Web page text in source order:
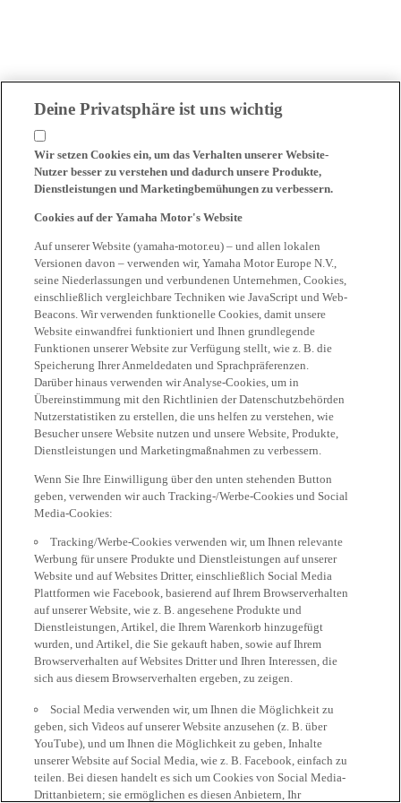
Deine Privatsphäre ist uns wichtig
Wir setzen Cookies ein, um das Verhalten unserer Website-
Nutzer besser zu verstehen und dadurch unsere Produkte,
Dienstleistungen und Marketingbemühungen zu verbessern.
Cookies auf der Yamaha Motor's Website
Auf unserer Website (yamaha-motor.eu) – und allen lokalen
Versionen davon – verwenden wir, Yamaha Motor Europe N.V.,
seine Niederlassungen und verbundenen Unternehmen, Cookies,
einschließlich vergleichbare Techniken wie JavaScript und Web-
Beacons. Wir verwenden funktionelle Cookies, damit unsere
Website einwandfrei funktioniert und Ihnen grundlegende
Funktionen unserer Website zur Verfügung stellt, wie z. B. die
Speicherung Ihrer Anmeldedaten und Sprachpräferenzen.
Darüber hinaus verwenden wir Analyse-Cookies, um in
Übereinstimmung mit den Richtlinien der Datenschutzbehörden
Nutzerstatistiken zu erstellen, die uns helfen zu verstehen, wie
Besucher unsere Website nutzen und unsere Website, Produkte,
Dienstleistungen und Marketingmaßnahmen zu verbessern.
Wenn Sie Ihre Einwilligung über den unten stehenden Button
geben, verwenden wir auch Tracking-/Werbe-Cookies und Social
Media-Cookies:
Tracking/Werbe-Cookies verwenden wir, um Ihnen relevante
Werbung für unsere Produkte und Dienstleistungen auf unserer
Website und auf Websites Dritter, einschließlich Social Media
Plattformen wie Facebook, basierend auf Ihrem Browserverhalten
auf unserer Website, wie z. B. angesehene Produkte und
Dienstleistungen, Artikel, die Ihrem Warenkorb hinzugefügt
wurden, und Artikel, die Sie gekauft haben, sowie auf Ihrem
Browserverhalten auf Websites Dritter und Ihren Interessen, die
sich aus diesem Browserverhalten ergeben, zu zeigen.
Social Media verwenden wir, um Ihnen die Möglichkeit zu
geben, sich Videos auf unserer Website anzusehen (z. B. über
YouTube), und um Ihnen die Möglichkeit zu geben, Inhalte
unserer Website auf Social Media, wie z. B. Facebook, einfach zu
teilen. Bei diesen handelt es sich um Cookies von Social Media-
Drittanbietern; sie ermöglichen es diesen Anbietern, Ihr